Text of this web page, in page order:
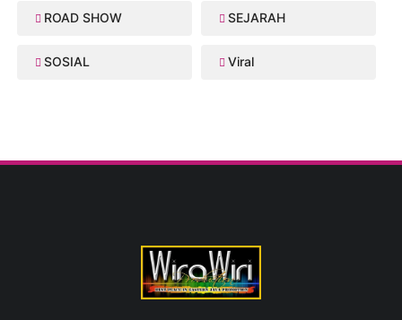
ROAD SHOW SEJARAH
SOSIAL Viral